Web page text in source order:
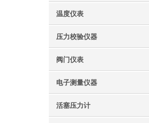
温度仪表
压力校验仪器
阀门仪表
电子测量仪器
活塞压力计